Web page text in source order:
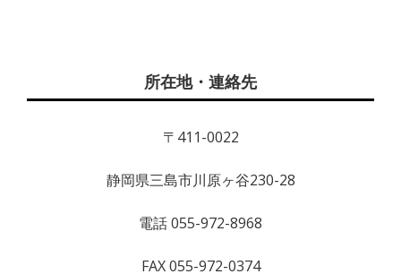
所在地・連絡先
〒411-0022
静岡県三島市川原ヶ谷230-28
電話 055-972-8968
FAX 055-972-0374